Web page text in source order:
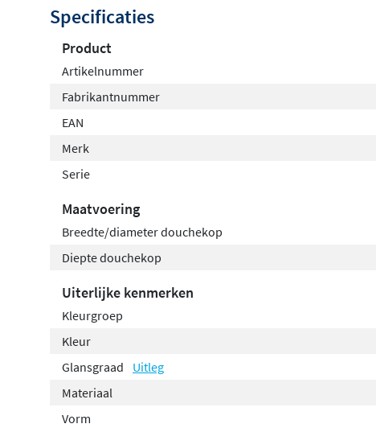
Specificaties
Product
Artikelnummer
Fabrikantnummer
EAN
Merk
Serie
Maatvoering
Breedte/diameter douchekop
Diepte douchekop
Uiterlijke kenmerken
Kleurgroep
Kleur
Glansgraad
Uitleg
Materiaal
Vorm